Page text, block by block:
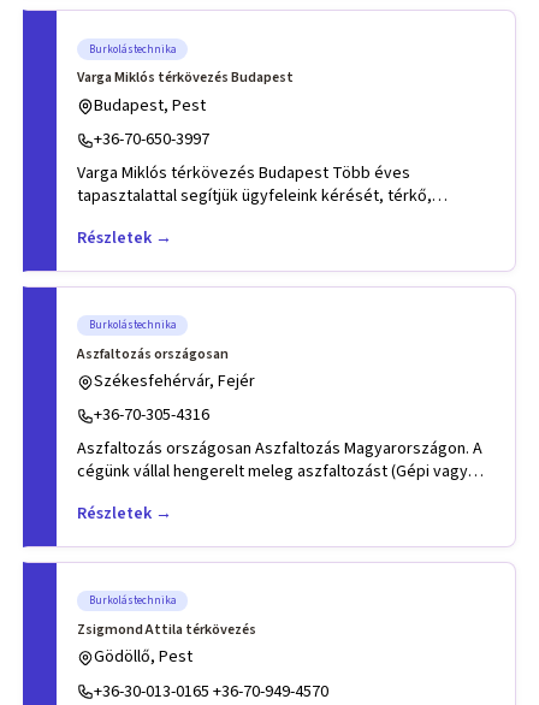
Burkolástechnika
Varga Miklós térkövezés Budapest
Budapest, Pest
+36-70-650-3997
Varga Miklós térkövezés Budapest Több éves
tapasztalattal segítjük ügyfeleink kérését, térkő,
Részletek →
Burkolástechnika
Aszfaltozás országosan
Székesfehérvár, Fejér
+36-70-305-4316
Aszfaltozás országosan Aszfaltozás Magyarországon. A
cégünk vállal hengerelt meleg aszfaltozást (Gépi vagy
Részletek →
Burkolástechnika
Zsigmond Attila térkövezés
Gödöllő, Pest
+36-30-013-0165 +36-70-949-4570